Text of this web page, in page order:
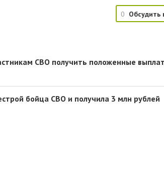
0 Обсудить
СВО получить положенные
бойца СВО и получила 3 млн рублей